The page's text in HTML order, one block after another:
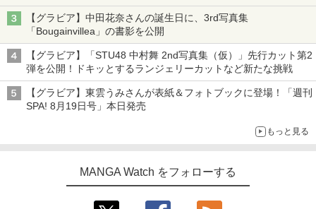
10月30日発売
【グラビア】中田花奈さんの誕生日に、3rd写真集
「Bougainvillea」の書影を公開
【グラビア】「STU48 中村舞 2nd写真集（仮）」先行カット第2
弾を公開！ドキッとするランジェリーカットなど新たな挑戦
【グラビア】東雲うみさんが表紙＆フォトブックに登場！「週刊
SPA! 8月19日号」本日発売
もっと見る
MANGA Watch をフォローする